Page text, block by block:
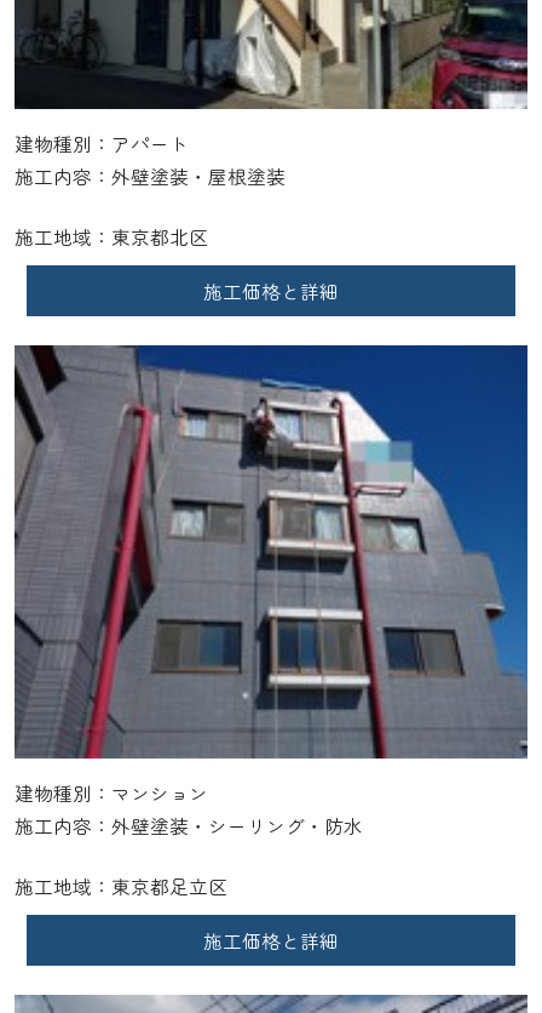
建物種別：アパート
施工内容：外壁塗装・屋根塗装
施工地域：東京都北区
施工価格と詳細
建物種別：マンション
施工内容：外壁塗装・シーリング・防水
施工地域：東京都足立区
施工価格と詳細